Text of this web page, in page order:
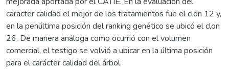
caracter calidad el mejor de los tratamientos fue el clon 12 y,
en la penúltima posición del ranking genético se ubicó el clon
26. De manera análoga como ocurrió con el volumen
comercial, el testigo se volvió a ubicar en la última posición
para el carácter calidad del árbol.